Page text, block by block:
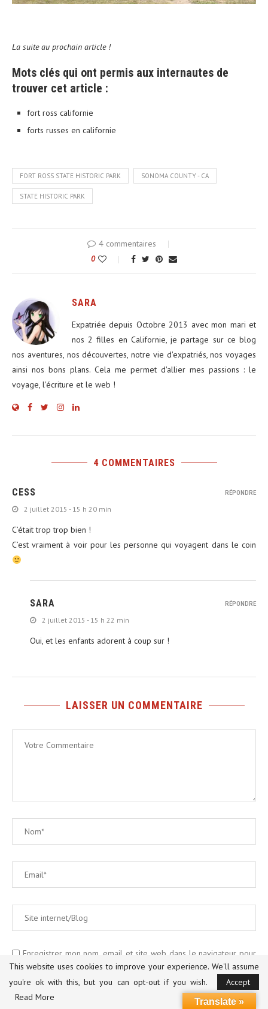
La suite au prochain article !
Mots clés qui ont permis aux internautes de
trouver cet article :
fort ross californie
forts russes en californie
FORT ROSS STATE HISTORIC PARK SONOMA COUNTY - CA
STATE HISTORIC PARK
4 commentaires
0
SARA
Expatriée depuis Octobre 2013 avec mon mari et
nos 2 filles en Californie, je partage sur ce blog
nos aventures, nos découvertes, notre vie d'expatriés, nos voyages
ainsi nos bons plans. Cela me permet d'allier mes passions : le
voyage, l'écriture et le web !
4 COMMENTAIRES
CESS
2 juillet 2015 - 15 h 20 min
C’était trop trop bien !
C’est vraiment à voir pour les personne qui voyagent dans le coin
RÉPONDRE
SARA
2 juillet 2015 - 15 h 22 min
Oui, et les enfants adorent à coup sur !
RÉPONDRE
LAISSER UN COMMENTAIRE
Enregistrer mon nom, email et site web dans le navigateur pour
la prochaine fois que je commente.
OUI, AJOUTEZ-MOI À VOTRE LISTE DE DIFFUSION.
This website uses cookies to improve your experience. We'll assume
you're ok with this, but you can opt-out if you wish.
Accept
Read More
Translate »